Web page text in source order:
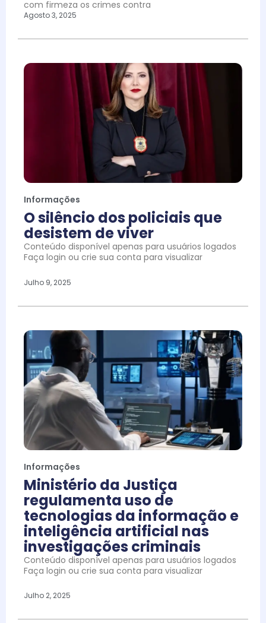
com firmeza os crimes contra
Agosto 3, 2025
Informações
O silêncio dos policiais que
desistem de viver
Conteúdo disponível apenas para usuários logados
Faça login ou crie sua conta para visualizar
Julho 9, 2025
Informações
Ministério da Justiça
regulamenta uso de
tecnologias da informação e
inteligência artificial nas
investigações criminais
Conteúdo disponível apenas para usuários logados
Faça login ou crie sua conta para visualizar
Julho 2, 2025